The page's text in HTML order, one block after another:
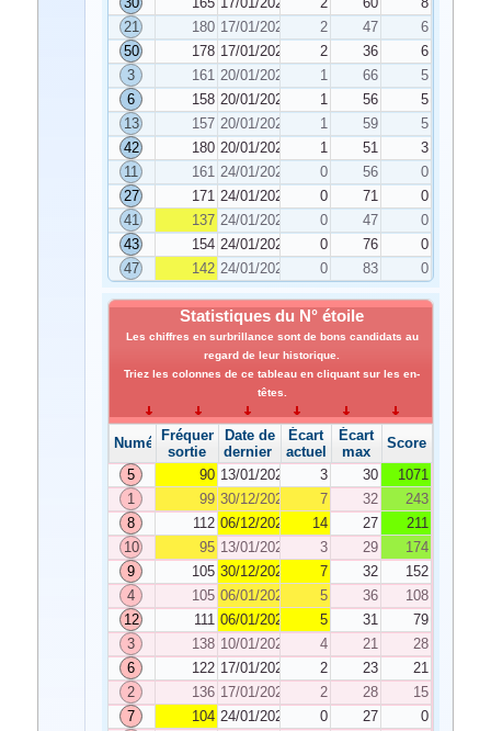
21
180 17/01/2023 2 47
6
50
178 17/01/2023 2 36
6
3
161 20/01/2023 1 66
5
6
158 20/01/2023 1 56
5
13
157 20/01/2023 1 59
5
42
180 20/01/2023 1 51
3
11
161 24/01/2023 0 56
0
27
171 24/01/2023 0 71
0
41
137 24/01/2023 0 47
0
43
154 24/01/2023 0 76
0
47
142 24/01/2023 0 83 0
Statistiques du N° étoile
Les chiffres en surbrillance sont de bons candidats au
regard de leur historique.
Triez les colonnes de ce tableau en cliquant sur les en-
têtes.
NuméroFréquence de
sortie
Date de
dernier tirage
Écart
actuel
Écart
max
Score
5
90 13/01/2023 3 30
1071
1
99 30/12/2022 7 32
243
8
112 06/12/2022 14 27
211
10
95 13/01/2023 3 29
174
9
105 30/12/2022 7 32
152
4
105 06/01/2023 5 36
108
12
111 06/01/2023 5 31
79
3
138 10/01/2023 4 21
28
6
122 17/01/2023 2 23
21
2
136 17/01/2023 2 28
15
7
104 24/01/2023 0 27
0